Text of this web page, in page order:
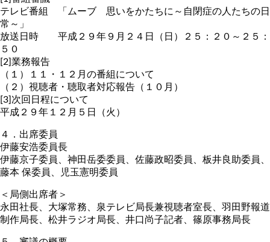
テレビ番組 「ムーブ 思いをかたちに～自閉症の人たちの日
常～」
放送日時 平成２９年９月２４日（日）２５：２０～２５：
５０
[2]業務報告
（１）１１・１２月の番組について
（２）視聴者・聴取者対応報告（１０月）
[3]次回日程について
平成２９年１２月５日（火）
４．出席委員
伊藤安浩委員長
伊藤京子委員、神田岳委委員、佐藤政昭委員、板井良助委員、
藤本 保委員、児玉憲明委員
＜局側出席者＞
永田社長、大塚常務、泉テレビ局長兼視聴者室長、羽田野報道
制作局長、松井ラジオ局長、井口尚子記者、篠原事務局長